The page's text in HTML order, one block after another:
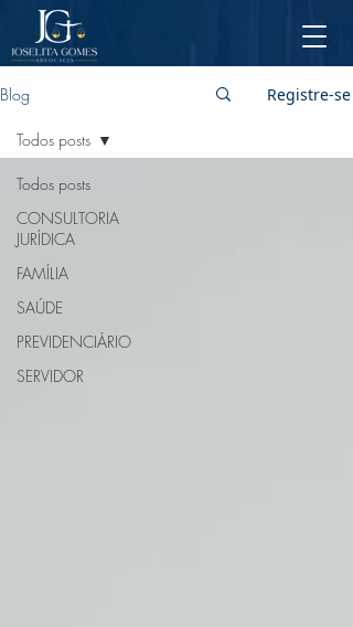
Blog Registre-se
Todos posts
CONSULTORIA
JURÍDICA
FAMÍLIA
SAÚDE
PREVIDENCIÁRIO
SERVIDOR
Todos posts